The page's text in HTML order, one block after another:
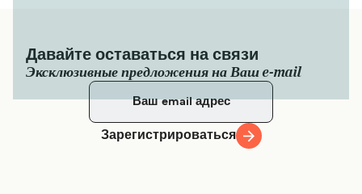
Давайте оставаться на связи
Эксклюзивные предложения на Ваш e-mail
Зарегистрироваться